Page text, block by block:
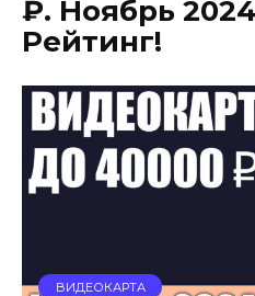
₽. Ноябрь
Рейтинг!
ВИДЕОКАРТА